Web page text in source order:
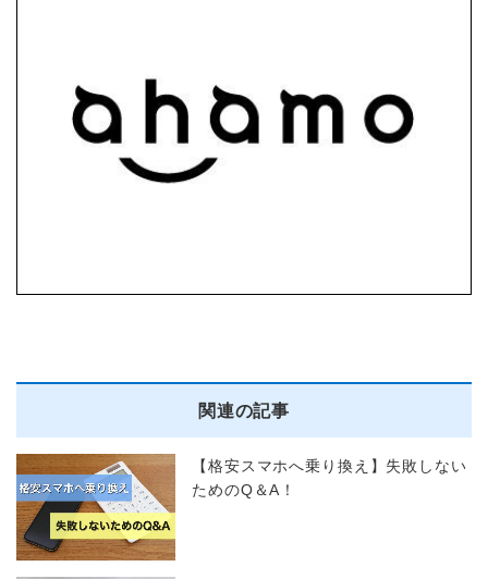
関連の記事
【格安スマホへ乗り換え】失敗しない
ためのQ＆A！